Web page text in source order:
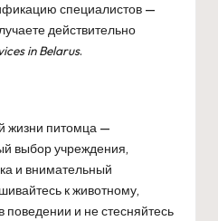
специалистов —
действительно
in Belarus.
жизни питомца —
выбор учреждения,
и внимательный
к животному,
и не стесняйтесь